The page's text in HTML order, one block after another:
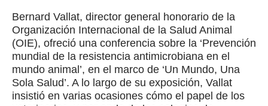
Bernard Vallat, director general honorario de la
Organización Internacional de la Salud Animal
(OIE), ofreció una conferencia sobre la ‘Prevención
mundial de la resistencia antimicrobiana en el
mundo animal’, en el marco de ‘Un Mundo, Una
Sola Salud’. A lo largo de su exposición, Vallat
insistió en varias ocasiones cómo el papel de los